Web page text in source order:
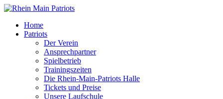
Home
Patriots
Der Verein
Ansprechpartner
Spielbetrieb
Trainingszeiten
Die Rhein-Main-Patriots Halle
Tickets und Preise
Unsere Laufschule